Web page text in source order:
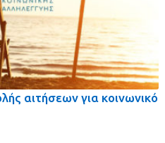
αιτήσεων για κοινωνικό